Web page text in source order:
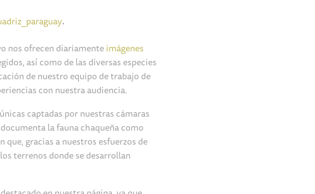
.
nos ofrecen diariamenteimágenes
así como de las diversas especies
de nuestro equipo de trabajo de
con nuestra audiencia.
captadas por nuestras cámaras
la fauna chaqueña como
gracias a nuestros esfuerzos de
terrenos donde se desarrollan